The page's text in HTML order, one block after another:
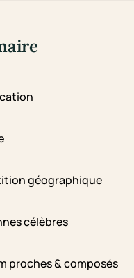
géographique
célèbres
proches & composés